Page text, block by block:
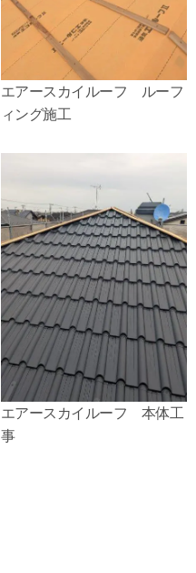
エアースカイルーフ ルーフ
ィング施工
エアースカイルーフ 本体工
事